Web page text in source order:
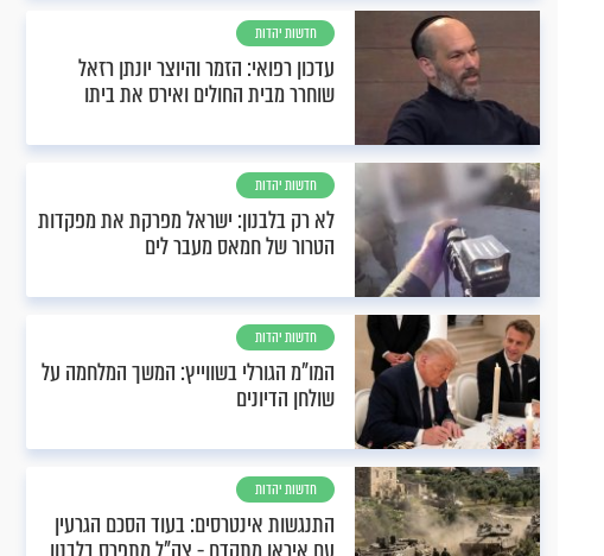
חדשות יהדות
עדכון רפואי: הזמר והיוצר יונתן רזאל
שוחרר מבית החולים ואירס את ביתו
חדשות יהדות
לא רק בלבנון: ישראל מפרקת את מפקדות
הטרור של חמאס מעבר לים
חדשות יהדות
המו"מ הגורלי בשווייץ: המשך המלחמה על
שולחן הדיונים
חדשות יהדות
התנגשות אינטרסים: בעוד הסכם הגרעין